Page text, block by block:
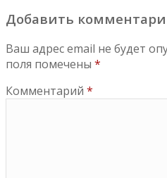
Добавить
Ваш адрес email не будет
поля помечены *
Комментарий *